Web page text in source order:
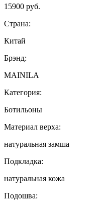
15900 руб.
Страна:
Китай
Брэнд:
MAINILA
Категория:
Ботильоны
Материал верха:
натуральная замша
Подкладка:
натуральная кожа
Подошва: